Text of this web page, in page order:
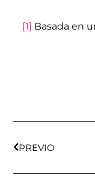
[1] Basada en
PREVIO